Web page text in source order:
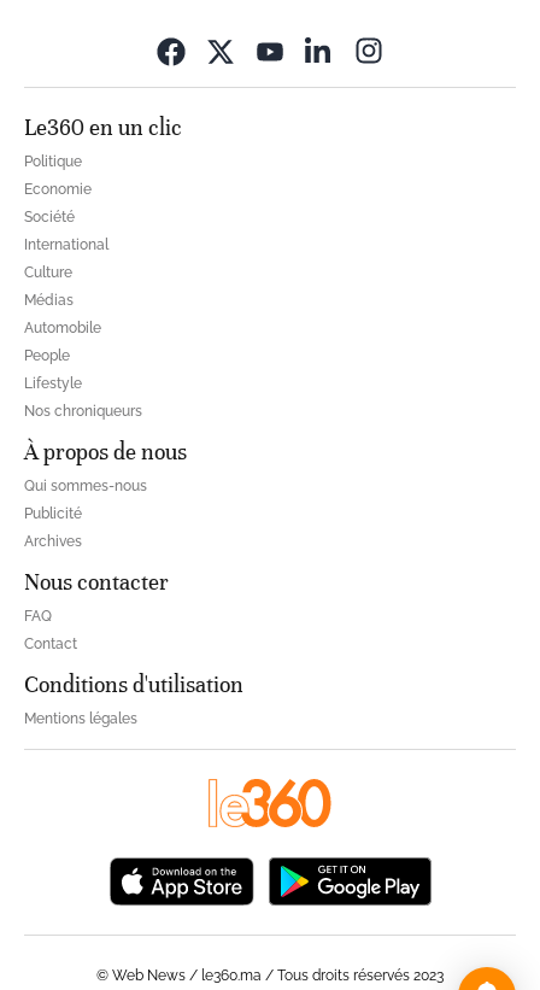
Le360 en un clic
Politique
Economie
Société
International
Culture
Médias
Automobile
People
Lifestyle
Nos chroniqueurs
À propos de nous
Qui sommes-nous
Publicité
Archives
Nous contacter
FAQ
Contact
Conditions d'utilisation
Mentions légales
© Web News / le360.ma / Tous droits réservés 2023